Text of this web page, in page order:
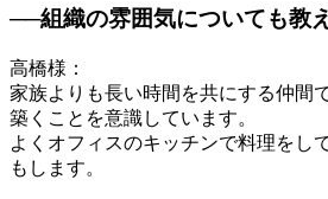
──組織の雰囲気についても教
高橋様：
家族よりも長い時間を共にする仲間
築くことを意識しています。
よくオフィスのキッチンで料理をし
もします。